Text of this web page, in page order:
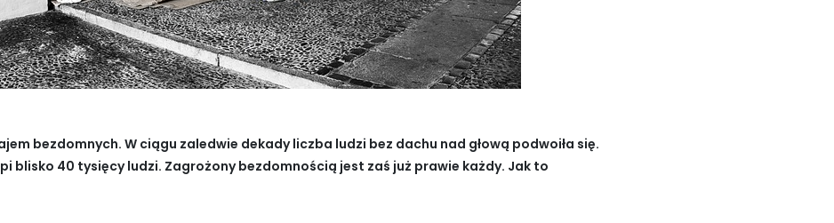
bezdomnych. W ciągu zaledwie dekady liczba ludzi bez dachu nad głową podwoiła się.
blisko 40 tysięcy ludzi. Zagrożony bezdomnością jest zaś już prawie każdy. Jak to